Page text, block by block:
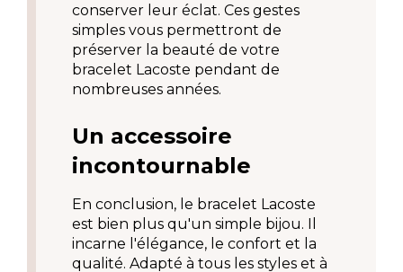
conserver leur éclat. Ces gestes
simples vous permettront de
préserver la beauté de votre
bracelet Lacoste pendant de
nombreuses années.
Un accessoire
incontournable
En conclusion, le bracelet Lacoste
est bien plus qu'un simple bijou. Il
incarne l'élégance, le confort et la
qualité. Adapté à tous les styles et à